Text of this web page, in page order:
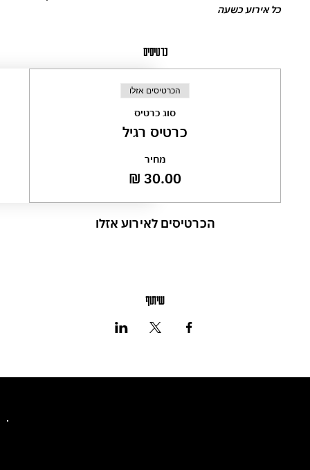
כל אירוע כשעה
כרטיסים
הכרטיסים אזלו
סוג כרטיס
כרטיס רגיל
מחיר
הכרטיסים לאירוע אזלו
שיתוף